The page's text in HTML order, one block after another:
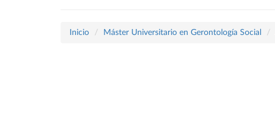
Inicio Máster Universitario en Gerontología Social